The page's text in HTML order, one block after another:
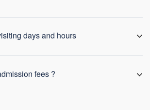
days and hours
fees ?